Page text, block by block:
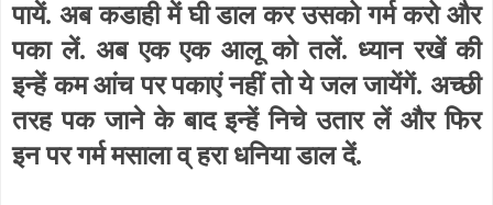
पायें. अब कडाही में घी डाल कर उसको गर्म करो और
पका लें. अब एक एक आलू को तलें. ध्यान रखें की
इन्हें कम आंच पर पकाएं नहीं तो ये जल जायेंगें. अच्छी
तरह पक जाने के बाद इन्हें निचे उतार लें और फिर
इन पर गर्म मसाला व् हरा धनिया डाल दें.